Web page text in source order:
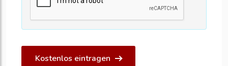
Kostenlos eintragen